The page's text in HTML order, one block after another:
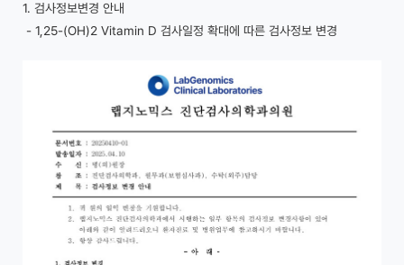
1. 검사정보변경 안내
- 1,25-(OH)2 Vitamin D 검사일정 확대에 따른 검사정보 변경